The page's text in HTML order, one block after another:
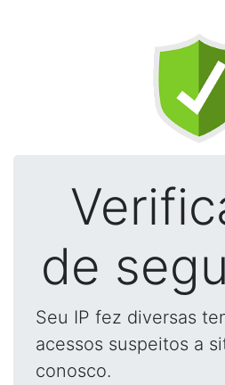
de
Seu IP fez diversas
acessos suspeitos a
conosco.